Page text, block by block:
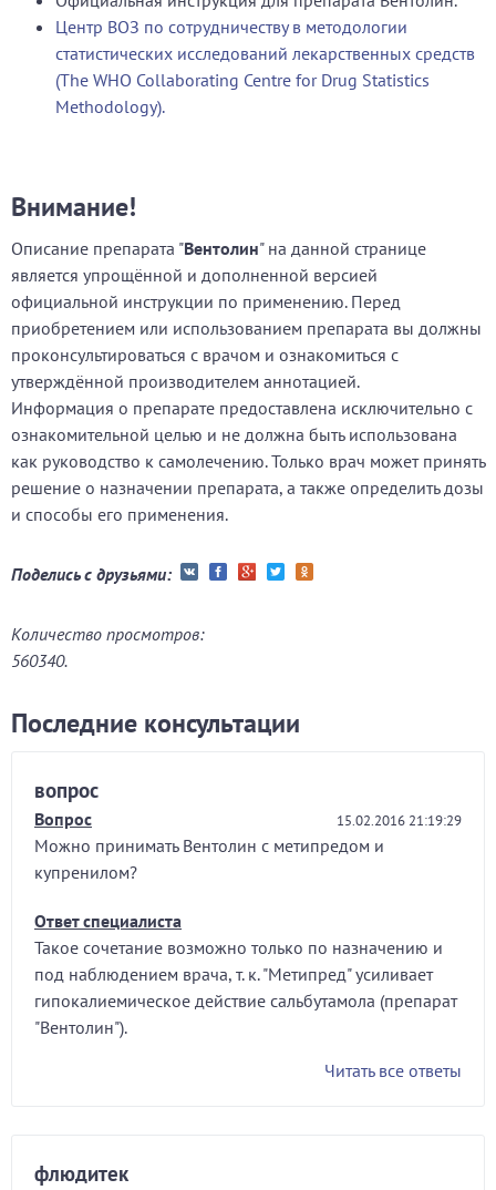
Центр ВОЗ по сотрудничеству в методологии
статистических исследований лекарственных средств
(The WHO Collaborating Centre for Drug Statistics
Methodology).
Внимание!
Описание препарата "Вентолин" на данной странице
является упрощённой и дополненной версией
официальной инструкции по применению. Перед
приобретением или использованием препарата вы должны
проконсультироваться с врачом и ознакомиться с
утверждённой производителем аннотацией.
Информация о препарате предоставлена исключительно с
ознакомительной целью и не должна быть использована
как руководство к самолечению. Только врач может принять
решение о назначении препарата, а также определить дозы
и способы его применения.
Поделись с друзьями:
Количество просмотров:
560340.
Последние консультации
вопрос
Вопрос 15.02.2016 21:19:29
Можно принимать Вентолин с метипредом и
купренилом?
Ответ специалиста
Такое сочетание возможно только по назначению и
под наблюдением врача, т. к. "Метипред" усиливает
гипокалиемическое действие сальбутамола (препарат
"Вентолин").
Читать все ответы
флюдитек